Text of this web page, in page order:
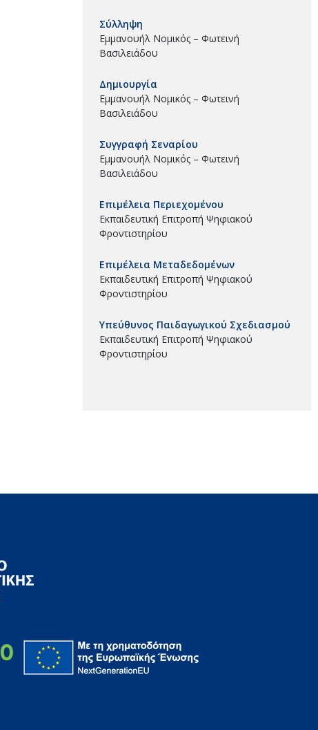
Σύλληψη
Εμμανουήλ Νομικός – Φωτεινή
Βασιλειάδου
Δημιουργία
Εμμανουήλ Νομικός – Φωτεινή
Βασιλειάδου
Συγγραφή Σεναρίου
Εμμανουήλ Νομικός – Φωτεινή
Βασιλειάδου
Επιμέλεια Περιεχομένου
Εκπαιδευτική Επιτροπή Ψηφιακού
Φροντιστηρίου
Επιμέλεια Μεταδεδομένων
Εκπαιδευτική Επιτροπή Ψηφιακού
Φροντιστηρίου
Υπεύθυνος Παιδαγωγικού Σχεδιασμού
Εκπαιδευτική Επιτροπή Ψηφιακού
Φροντιστηρίου